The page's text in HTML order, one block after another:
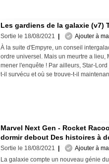
Les gardiens de la galaxie (v7)
Sortie le 18/08/2021
Ajouter à
À la suite d'Empyre, un conseil
ordre universel. Mais un meurtre a lieu,
mener l'enquête ! Par ailleurs, Star-
t-il survécu et où se trouve-t-il
Marvel Next Gen - Rocket
dormir debout Des histoires à
Sortie le 18/08/2021
Ajouter à
La galaxie compte un nouveau génie